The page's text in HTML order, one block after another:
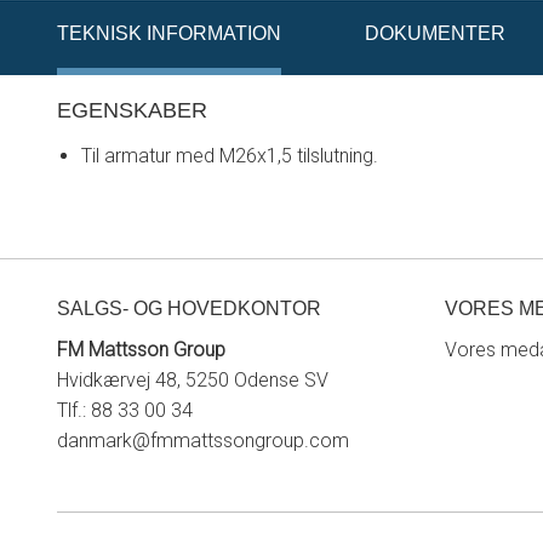
TEKNISK INFORMATION DOKUMENTER
EGENSKABER
Til armatur med M26x1,5 tilslutning.
SALGS- OG HOVEDKONTOR
FM Mattsson Group
Hvidkærvej 48, 5250 Odense SV
Tlf.: 88 33 00 34
danmark@fmmattssongroup.com
VORES
Vores